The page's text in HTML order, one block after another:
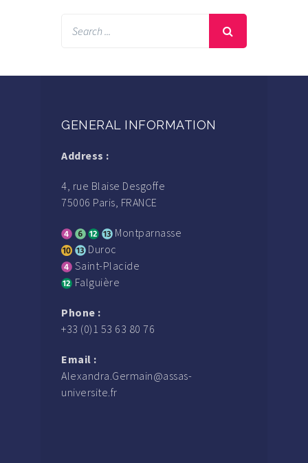
GENERAL INFORMATION
Address :
4, rue Blaise Desgoffe
75006 Paris, FRANCE
Montparnasse
Duroc
Saint-Placide
Falguière
Phone :
+33 (0)1 53 63 80 76
Email :
Alexandra.Germain@assas-
universite.fr